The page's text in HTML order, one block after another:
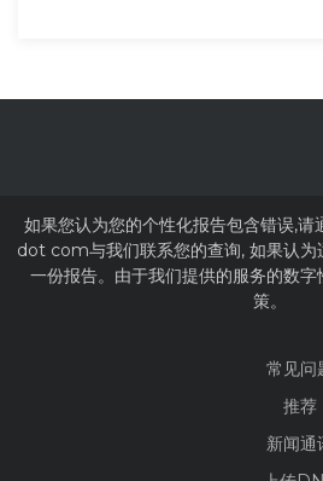
如果您认为您的个性化报告包含错误,
dot com与我们联系您的查询, 如果认为
一份报告。由于我们提供的服务的数
策。
常见问
推荐
新闻通